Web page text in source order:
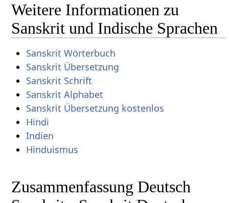
Weitere Informationen zu
Sanskrit und Indische Sprachen
Sanskrit Wörterbuch
Sanskrit Übersetzung
Sanskrit Schrift
Sanskrit Alphabet
Sanskrit Übersetzung kostenlos
Hindi
Indien
Hinduismus
Zusammenfassung Deutsch